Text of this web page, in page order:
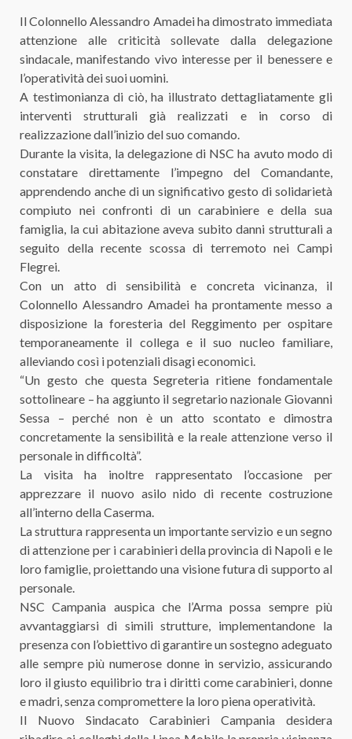
Il Colonnello Alessandro Amadei ha dimostrato immediata
attenzione alle criticità sollevate dalla delegazione
sindacale, manifestando vivo interesse per il benessere e
l’operatività dei suoi uomini.
A testimonianza di ciò, ha illustrato dettagliatamente gli
interventi strutturali già realizzati e in corso di
realizzazione dall’inizio del suo comando.
Durante la visita, la delegazione di NSC ha avuto modo di
constatare direttamente l’impegno del Comandante,
apprendendo anche di un significativo gesto di solidarietà
compiuto nei confronti di un carabiniere e della sua
famiglia, la cui abitazione aveva subito danni strutturali a
seguito della recente scossa di terremoto nei Campi
Flegrei.
Con un atto di sensibilità e concreta vicinanza, il
Colonnello Alessandro Amadei ha prontamente messo a
disposizione la foresteria del Reggimento per ospitare
temporaneamente il collega e il suo nucleo familiare,
alleviando così i potenziali disagi economici.
“Un gesto che questa Segreteria ritiene fondamentale
sottolineare – ha aggiunto il segretario nazionale Giovanni
Sessa – perché non è un atto scontato e dimostra
concretamente la sensibilità e la reale attenzione verso il
personale in difficoltà”.
La visita ha inoltre rappresentato l’occasione per
apprezzare il nuovo asilo nido di recente costruzione
all’interno della Caserma.
La struttura rappresenta un importante servizio e un segno
di attenzione per i carabinieri della provincia di Napoli e le
loro famiglie, proiettando una visione futura di supporto al
personale.
NSC Campania auspica che l’Arma possa sempre più
avvantaggiarsi di simili strutture, implementandone la
presenza con l’obiettivo di garantire un sostegno adeguato
alle sempre più numerose donne in servizio, assicurando
loro il giusto equilibrio tra i diritti come carabinieri, donne
e madri, senza compromettere la loro piena operatività.
Il Nuovo Sindacato Carabinieri Campania desidera